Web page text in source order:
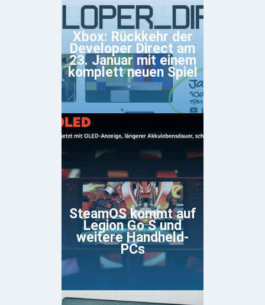
Xbox: Rückkehr der
Developer Direct am
23. Januar mit einem
komplett neuen Spiel
SteamOS kommt auf
Legion Go S und
weitere Handheld-
PCs